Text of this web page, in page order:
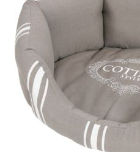
Prijavi se